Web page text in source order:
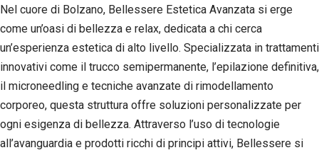
Nel cuore di Bolzano, Bellessere Estetica Avanzata si erge
come un’oasi di bellezza e relax, dedicata a chi cerca
un’esperienza estetica di alto livello. Specializzata in trattamenti
innovativi come il trucco semipermanente, l’epilazione definitiva,
il microneedling e tecniche avanzate di rimodellamento
corporeo, questa struttura offre soluzioni personalizzate per
ogni esigenza di bellezza. Attraverso l’uso di tecnologie
all’avanguardia e prodotti ricchi di principi attivi, Bellessere si